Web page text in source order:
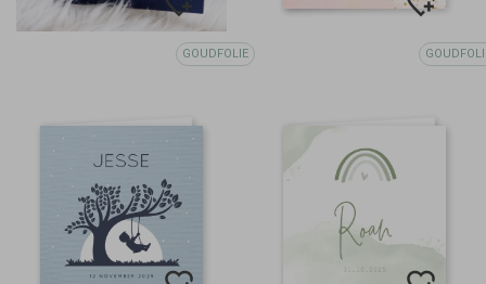
GOUDFOLIE